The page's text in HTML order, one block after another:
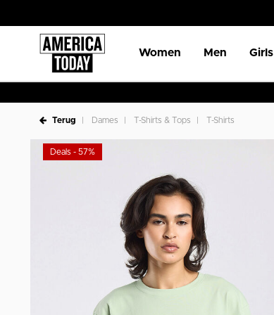
Women Men Girls
Terug Dames T-Shirts & Tops T-Shirts
Deals - 57%